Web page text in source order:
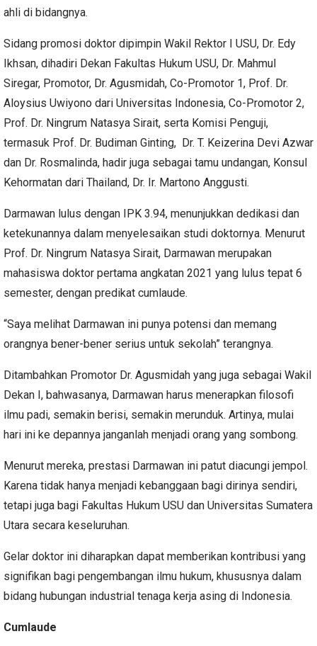
ahli di bidangnya.
Sidang promosi doktor dipimpin Wakil Rektor I USU, Dr. Edy
Ikhsan, dihadiri Dekan Fakultas Hukum USU, Dr. Mahmul
Siregar, Promotor, Dr. Agusmidah, Co-Promotor 1, Prof. Dr.
Aloysius Uwiyono dari Universitas Indonesia, Co-Promotor 2,
Prof. Dr. Ningrum Natasya Sirait, serta Komisi Penguji,
termasuk Prof. Dr. Budiman Ginting, Dr. T. Keizerina Devi Azwar
dan Dr. Rosmalinda, hadir juga sebagai tamu undangan, Konsul
Kehormatan dari Thailand, Dr. Ir. Martono Anggusti.
Darmawan lulus dengan IPK 3.94, menunjukkan dedikasi dan
ketekunannya dalam menyelesaikan studi doktornya. Menurut
Prof. Dr. Ningrum Natasya Sirait, Darmawan merupakan
mahasiswa doktor pertama angkatan 2021 yang lulus tepat 6
semester, dengan predikat cumlaude.
“Saya melihat Darmawan ini punya potensi dan memang
orangnya bener-bener serius untuk sekolah” terangnya.
Ditambahkan Promotor Dr. Agusmidah yang juga sebagai Wakil
Dekan I, bahwasanya, Darmawan harus menerapkan filosofi
ilmu padi, semakin berisi, semakin merunduk. Artinya, mulai
hari ini ke depannya janganlah menjadi orang yang sombong.
Menurut mereka, prestasi Darmawan ini patut diacungi jempol.
Karena tidak hanya menjadi kebanggaan bagi dirinya sendiri,
tetapi juga bagi Fakultas Hukum USU dan Universitas Sumatera
Utara secara keseluruhan.
Gelar doktor ini diharapkan dapat memberikan kontribusi yang
signifikan bagi pengembangan ilmu hukum, khususnya dalam
bidang hubungan industrial tenaga kerja asing di Indonesia.
Cumlaude